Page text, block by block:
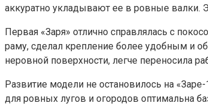
аккуратно укладывают ее в ровные валки.
Первая «Заря» отлично справлялась с
раму, сделал крепление более удобным и
неровной поверхности, легче переносила
Развитие модели не остановилось на
для ровных лугов и огородов оптимальна